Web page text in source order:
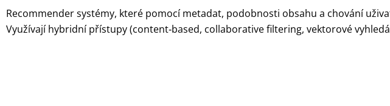
Recommender systémy, které pomocí metadat, podobnosti obsahu a chování
Využívají hybridní přístupy (content‑based, collaborative filtering, vektorové